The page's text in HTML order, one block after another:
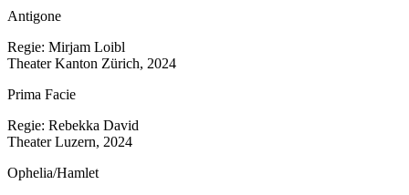
Antigone
Regie: Mirjam Loibl
Theater Kanton Zürich, 2024
Prima Facie
Regie: Rebekka David
Theater Luzern, 2024
Ophelia/Hamlet